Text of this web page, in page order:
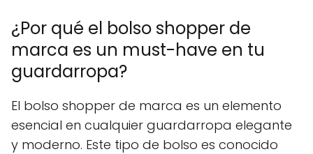
¿Por qué el bolso shopper de
marca es un must-have en tu
guardarropa?
El bolso shopper de marca es un elemento
esencial en cualquier guardarropa elegante
y moderno. Este tipo de bolso es conocido